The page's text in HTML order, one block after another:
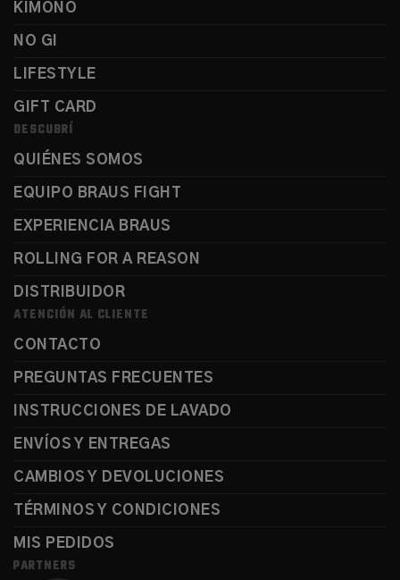
KIMONO
NO GI
LIFESTYLE
GIFT CARD
DESCUBRÍ
QUIÉNES SOMOS
EQUIPO BRAUS FIGHT
EXPERIENCIA BRAUS
ROLLING FOR A REASON
DISTRIBUIDOR
ATENCIÓN AL CLIENTE
CONTACTO
PREGUNTAS FRECUENTES
INSTRUCCIONES DE LAVADO
ENVÍOS Y ENTREGAS
CAMBIOS Y DEVOLUCIONES
TÉRMINOS Y CONDICIONES
MIS PEDIDOS
PARTNERS